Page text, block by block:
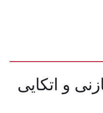
و اتکایی